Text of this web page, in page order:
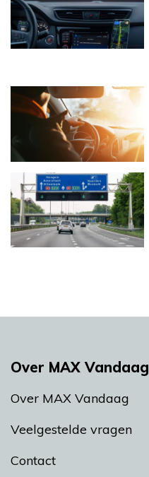
Over MAX Vandaag
Over MAX Vandaag
Veelgestelde vragen
Contact